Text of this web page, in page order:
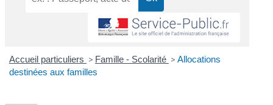
Accueil particuliers > Famille - Scolarité > Allocations
destinées aux familles